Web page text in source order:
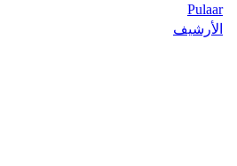
Pulaar
الأرشيف